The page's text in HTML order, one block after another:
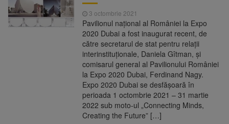
3 octombrie 2021
Pavilionul naţional al României la Expo
2020 Dubai a fost inaugurat recent, de
către secretarul de stat pentru relaţii
interinstituţionale, Daniela Gîtman, şi
comisarul general al Pavilionului României
la Expo 2020 Dubai, Ferdinand Nagy.
Expo 2020 Dubai se desfăşoară în
perioada 1 octombrie 2021 – 31 martie
2022 sub moto-ul „Connecting Minds,
Creating the Future” […]